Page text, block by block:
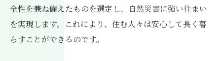
全性を兼ね備えたものを選定し、自然災害に強い住まい
を実現します。これにより、住む人々は安心して長く暮
らすことができるのです。